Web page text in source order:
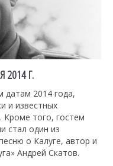
2014 Г.
2014 года,
и известных
Кроме того, гостем
стал один из
о Калуге, автор и
Андрей Скатов.